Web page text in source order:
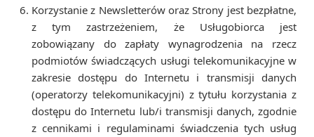
Korzystanie z Newsletterów oraz Strony jest bezpłatne,
z tym zastrzeżeniem, że Usługobiorca jest
zobowiązany do zapłaty wynagrodzenia na rzecz
podmiotów świadczących usługi telekomunikacyjne w
zakresie dostępu do Internetu i transmisji danych
(operatorzy telekomunikacyjni) z tytułu korzystania z
dostępu do Internetu lub/i transmisji danych, zgodnie
z cennikami i regulaminami świadczenia tych usług